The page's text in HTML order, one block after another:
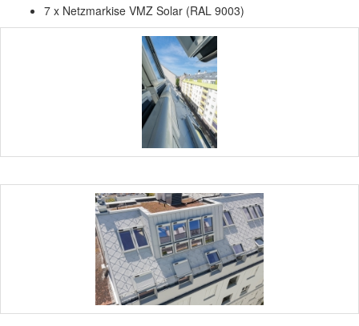
7 x Netzmarkise VMZ Solar (RAL 9003)